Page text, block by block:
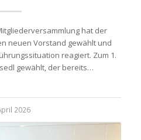
hat der
neuen Vorstand gewählt und
reagiert. Zum 1.
gewählt, der bereits…
2026